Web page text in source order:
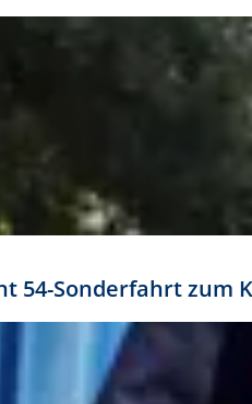
54-Sonderfahrt